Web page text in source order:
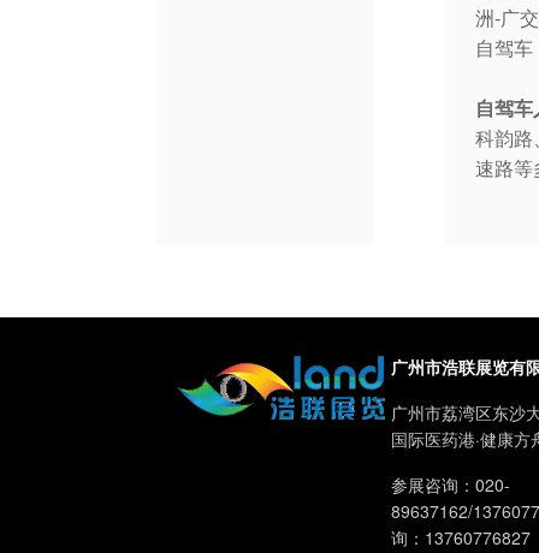
洲-广
自驾车
自驾车
科韵路
速路等
广州市浩联展览有
广州市荔湾区东沙
国际医药港·健康方
参展咨询：020-
89637162/
询：13760776827